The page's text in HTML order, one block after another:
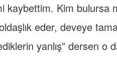
kaybettim. Kim bulursa
eder, deveye
yanlış” dersen o